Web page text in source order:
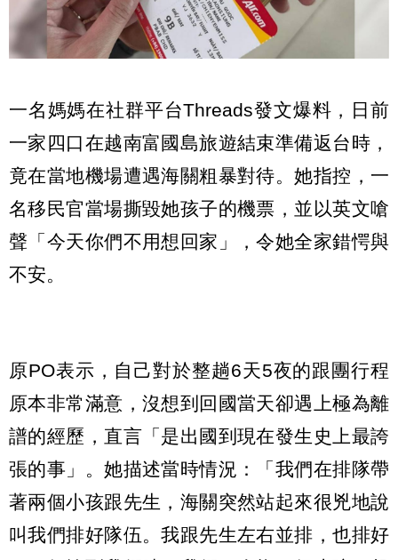
一名媽媽在社群平台Threads發文爆料，日前
一家四口在越南富國島旅遊結束準備返台時，
竟在當地機場遭遇海關粗暴對待。她指控，一
名移民官當場撕毀她孩子的機票，並以英文嗆
聲「今天你們不用想回家」，令她全家錯愕與
不安。
原PO表示，自己對於整趟6天5夜的跟團行程
原本非常滿意，沒想到回國當天卻遇上極為離
譜的經歷，直言「是出國到現在發生史上最誇
張的事」。她描述當時情況：「我們在排隊帶
著兩個小孩跟先生，海關突然站起來很兇地說
叫我們排好隊伍。我跟先生左右並排，也排好